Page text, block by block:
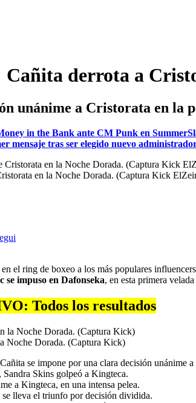
derrota a
unánime a Cristorata en la
in the Bank ante CM Punk en
mensaje tras ser elegido nuevo
en la Noche Dorada. (Captura Kick
el ring de boxeo a los más populares
se impuso en Dafonseka, en esta primera
Todos los resultados
Noche Dorada. (Captura Kick)
se impone por una clara decisión unánime a
Skins golpeó a Kingteca.
a Kingteca, en una intensa pelea.
se lleva el triunfo por decisión dividida.